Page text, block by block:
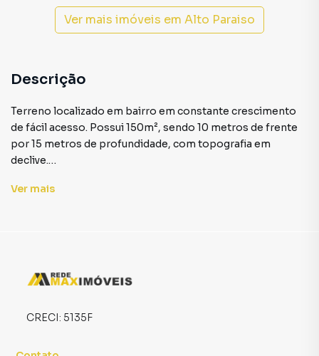
Ver mais imóveis em Alto Paraiso
Descrição
Terreno localizado em bairro em constante crescimento
de fácil acesso. Possui 150m², sendo 10 metros de frente
por 15 metros de profundidade, com topografia em
declive.
7141.
casas residenciais e comerciais, sobrados, terrenos, lojas
Ver mais
CRECI: 5135F